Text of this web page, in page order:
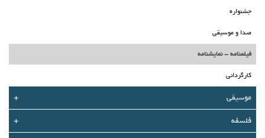
درباره ما
تماس با ما
سبد خرید شما خالی است
جشنواره
صدا و موسیقی
فیلمنامه - نمایشنامه
کارگردانی
موسیقی
+
فلسفه
+